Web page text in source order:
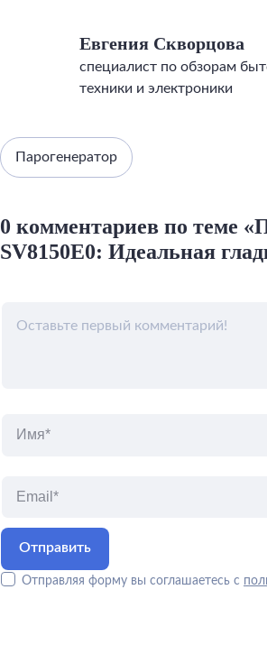
Евгения Скворцова
специалист по обзорам
техники и электроники
Парогенератор
0 комментариев по теме
SV8150E0: Идеальная
Отправляя форму вы соглашаетесь с